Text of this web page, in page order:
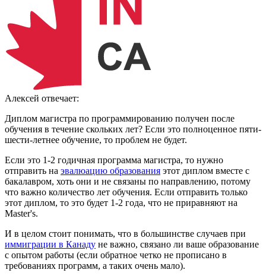
Алексей отвечает:
Диплом магистра по программированию получен после
обучения в течение скольких лет? Если это полноценное пяти-
шести-летнее обучение, то проблем не будет.
Если это 1-2 годичная программа магистра, то нужно
отправить на эвалюацию образования этот диплом вместе с
бакалавром, хоть они и не связаны по направлению, потому
что важно количество лет обучения. Если отправить только
этот диплом, то это будет 1-2 года, что не приравняют на
Master's.
И в целом стоит понимать, что в большинстве случаев при
иммиграции в Канаду не важно, связано ли ваше образование
с опытом работы (если обратное четко не прописано в
требованиях программ, а таких очень мало).